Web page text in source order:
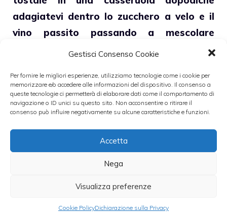
Gestisci Consenso Cookie
Per fornire le migliori esperienze, utilizziamo tecnologie come i cookie per
memorizzare e/o accedere alle informazioni del dispositivo. Il consenso a
queste tecnologie ci permetterà di elaborare dati come il comportamento di
navigazione o ID unici su questo sito. Non acconsentire o ritirare il
consenso può influire negativamente su alcune caratteristiche e funzioni.
Accetta
Nega
Visualizza preferenze
Cookie PolicyDichiarazione sulla Privacy
adagiatevi dentro lo zucchero a velo e il
vino passito passando a mescolare
energicamente .
In una vaschetta a parte montate l’albume
d’uovo a neve per poi aggiungervi il
composto con le mandorle che avete
appena creato. Mescolate tutto per qualche
secondo aggiungendo piano piano la fecola
Aiutandovi con un cucchiaio, in una teglia
da forno con una carta da forno adagiata